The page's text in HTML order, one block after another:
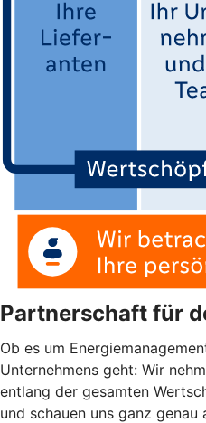
Partnerschaft für
Ob es um
Unternehmens geht: Wir
entlang der gesamten
und schauen uns ganz